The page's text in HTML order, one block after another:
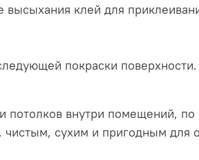
клей для
покраски поверхности.
внутри помещений, по
сухим и пригодным